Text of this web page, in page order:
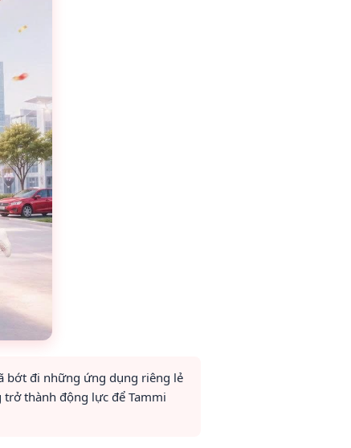
bớt đi những ứng dụng riêng lẻ
thành động lực để Tammi